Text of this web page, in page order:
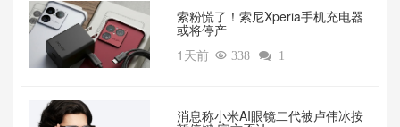
索粉慌了！索尼Xperia手机充电器
或将停产
1天前  338  1
消息称小米AI眼镜二代被卢伟冰按